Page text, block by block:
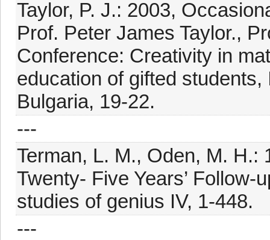
Taylor, P. J.: 2003,
Prof. Peter James Taylor.,
Conference: Creativity in
education of gifted
Bulgaria, 19-22.
---
Terman, L. M., Oden, M.
Twenty- Five Years’
studies of genius IV, 1-448.
---